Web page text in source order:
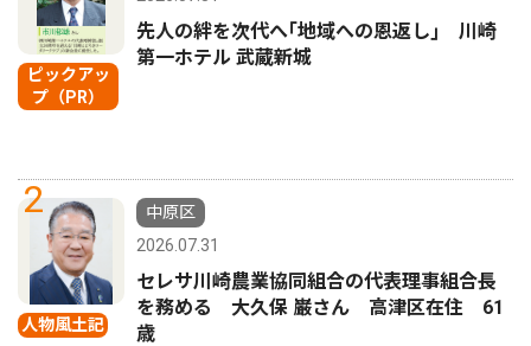
ピックアッ
プ（PR）
先人の絆を次代へ｢地域への恩返し｣ 川崎
第一ホテル 武蔵新城
2
人物風土記
中原区
2026.07.31
セレサ川崎農業協同組合の代表理事組合長
を務める 大久保 巌さん 高津区在住 61
歳